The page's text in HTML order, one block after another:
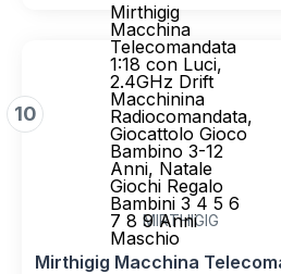
10
Mirthigig
Macchina
Telecomandata
1:18 con Luci,
2.4GHz Drift
Macchinina
Radiocomandata,
Giocattolo Gioco
Bambino 3-12
Anni, Natale
Giochi Regalo
Bambini 3 4 5 6
7 8 9 Anni
Maschio
MIRTHIGIG
Mirthigig Macchina